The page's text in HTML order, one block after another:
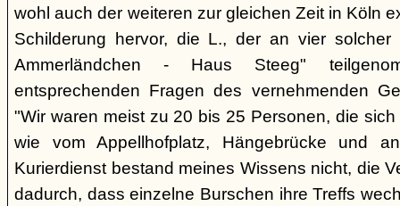
wohl auch der weiteren zur gleichen Zeit in Köln
Schilderung hervor, die L., der an vier
Ammerländchen - Haus Steeg"
entsprechenden Fragen des vernehmenden
"Wir waren meist zu 20 bis 25 Personen, die
wie vom Appellhofplatz, Hängebrücke und
Kurierdienst bestand meines Wissens nicht, die
dadurch, dass einzelne Burschen ihre Treffs